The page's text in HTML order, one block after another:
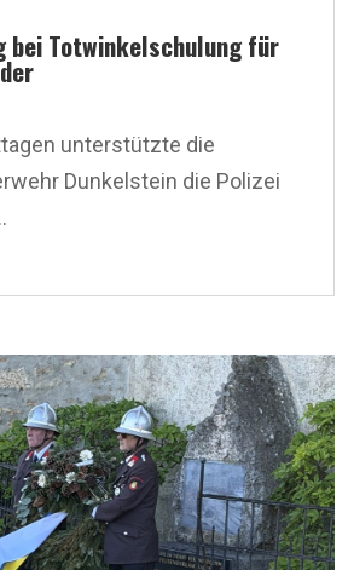
bei Totwinkelschulung für
unterstützte die
Dunkelstein die Polizei